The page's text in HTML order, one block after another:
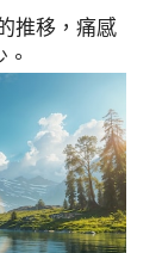
推移，痛感